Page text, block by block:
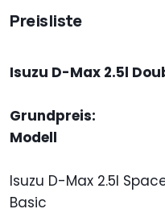
Preisliste
Isuzu D-Max 2.5l
Grundpreis:
Modell
Isuzu D-Max 2.5l
Basic